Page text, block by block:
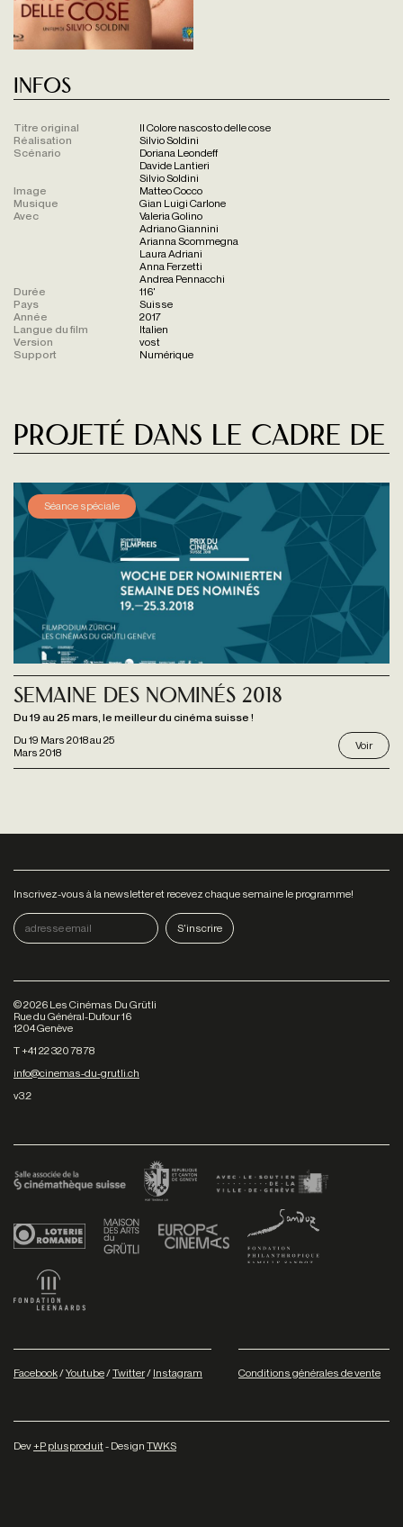
Infos
Titre original
Il Colore nascosto delle cose
Réalisation
Silvio Soldini
Scénario
Doriana Leondeff
Davide Lantieri
Silvio Soldini
Image
Matteo Cocco
Musique
Gian Luigi Carlone
Avec
Valeria Golino
Adriano Giannini
Arianna Scommegna
Laura Adriani
Anna Ferzetti
Andrea Pennacchi
Durée
116'
Pays
Suisse
Année
2017
Langue du film
Italien
Version
vost
Support
Numérique
Projeté dans le cadre de
Séance spéciale
Du 19 Mars 2018au 25
Mars 2018
Semaine des Nominés 2018
Du 19 au 25 mars, le meilleur du cinéma suisse !
Voir
Inscrivez-vous à la newsletter et recevez chaque semaine le programme!
©2026 Les Cinémas Du Grütli
Rue du Général-Dufour 16
1204 Genève
T +41 22 320 78 78
info@cinemas-du-grutli.ch
v3.2
Facebook/Youtube/Twitter/ Instagram Conditions générales de vente
Dev+P plusproduit- Design TWKS